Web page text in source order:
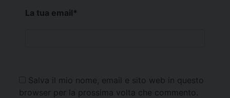
La tua email*
Salva il mio nome, email e sito web in questo
browser per la prossima volta che commento.